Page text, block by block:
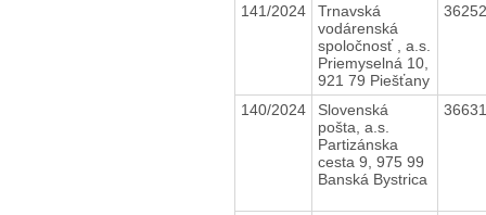
141/2024
Trnavská
vodárenská
spoločnosť , a.s.
Priemyselná 10,
921 79 Piešťany
140/2024
Slovenská
pošta, a.s.
Partizánska
cesta 9, 975 99
Banská Bystrica